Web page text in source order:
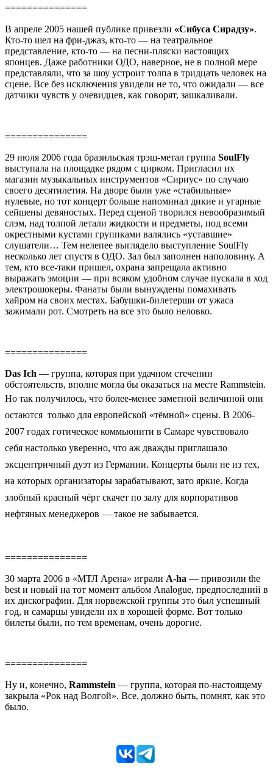
===============
В апреле 2005 нашей публике привезли «Сибуса Сирадзу».
Кто-то шел на фри-джаз, кто-то — на театральное
представление, кто-то — на песни-пляски настоящих
японцев. Даже работники ОДО, наверное, не в полной мере
представляли, что за шоу устроит толпа в тридцать человек на
сцене. Все без исключения увидели не то, что ожидали — все
датчики чувств у очевидцев, как говорят, зашкаливали.
===============
29 июля 2006 года бразильская трэш-метал группа SoulFly
выступала на площадке рядом с цирком. Пригласил их
магазин музыкальных инструментов «Сириус» по случаю
своего десятилетия. На дворе были уже «стабильные»
нулевые, но тот концерт больше напоминал дикие и угарные
сейшены девяностых. Перед сценой творился невообразимый
слэм, над толпой летали жидкости и предметы, под всеми
окрестными кустами группками валялись «уставшие»
слушатели… Тем нелепее выглядело выступление SoulFly
несколько лет спустя в ОДО. Зал был заполнен наполовину. А
тем, кто все-таки пришел, охрана запрещала активно
выражать эмоции — при всяком удобном случае пускала в ход
электрошокеры. Фанаты были вынуждены помахивать
хайром на своих местах. Бабушки-билетерши от ужаса
зажимали рот. Смотреть на все это было неловко.
===============
Das Ich — группа, которая при удачном стечении
обстоятельств, вполне могла бы оказаться на месте Rammstein.
Но так получилось, что более-менее заметной величиной они
остаются только для европейской «тёмной» сцены. В 2006-
2007 годах готическое коммьюнити в Самаре чувствовало
себя настолько уверенно, что аж дважды приглашало
эксцентричный дуэт из Германии. Концерты были не из тех,
на которых организаторы зарабатывают, зато яркие. Когда
злобный красный чёрт скачет по залу для корпоративов
нефтяных менеджеров — такое не забывается.
===============
30 марта 2006 в «МТЛ Арена» играли A-ha — привозили the
best и новый на тот момент альбом Analogue, предпоследний в
их дискографии. Для норвежской группы это был успешный
год, и самарцы увидели их в хорошей форме. Вот только
билеты были, по тем временам, очень дорогие.
===============
Ну и, конечно, Rammstein — группа, которая по-настоящему
закрыла «Рок над Волгой». Все, должно быть, помнят, как это
было.